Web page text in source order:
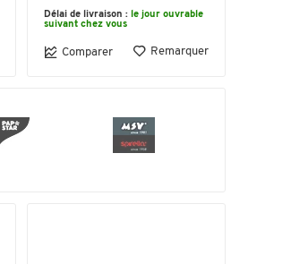
Délai de livraison : le jour ouvrable
suivant chez vous
Comparer Remarquer